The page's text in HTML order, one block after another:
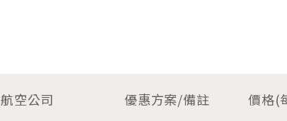
航空公司 優惠方案/備註 價格(